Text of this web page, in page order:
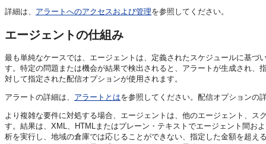
詳細は、 アラートへのアクセスおよび管理を参照してください。
エージェントの仕組み
最も単純なケースでは、エージェントは、定義されたスケジュールに基
す。特定の問題または機会が結果で検出されると、アラートが生成され
対して指定された配信オプションが使用されます。
アラートの詳細は、 アラートとはを参照してください。配信オプションの
より複雑な要件に対処する場合、エージェントは、他のエージェント、
す。結果は、XML、HTMLまたはプレーン・テキストでエージェント間お
析を実行し、地域の倉庫では応じることができない、指定した金額を超